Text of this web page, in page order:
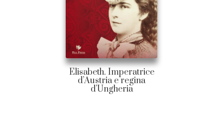
Elisabeth. Imperatrice
d’Austria e regina
d’Ungheria